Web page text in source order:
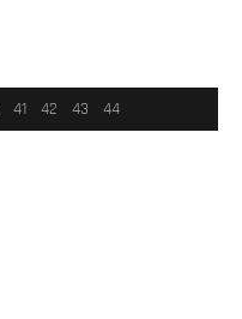
41 42 43 44